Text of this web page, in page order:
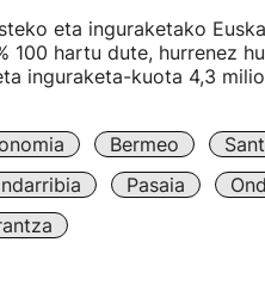
eta inguraketako
100 hartu dute, hurrenez
inguraketa-kuota 4,3
Bermeo
Pasaia